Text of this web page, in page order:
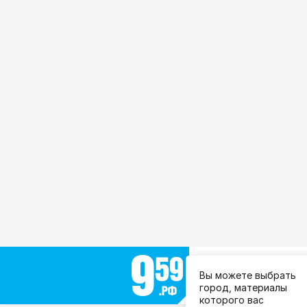
Все города
Вы можете выбрать
город, материалы
которого вас